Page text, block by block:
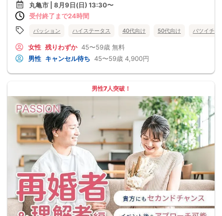
丸亀市 | 8月9日(日) 13:30〜
受付終了まで24時間
パッション ハイステータス 40代向け 50代向け バツイチ・
女性 残りわずか 45〜59歳 無料
男性 キャンセル待ち 45〜59歳 4,900円
男性7人突破！